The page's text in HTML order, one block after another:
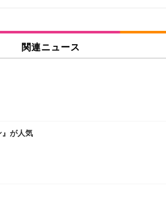
ンパクト 約105度ロッキング pc 事務椅子 360度
・USB Type-C・ホワイト
300枚関連ニュース
が人気